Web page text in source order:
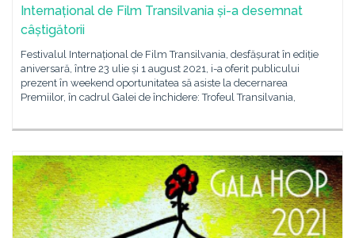
Internațional de Film Transilvania și-a desemnat
câștigătorii
Festivalul Internațional de Film Transilvania, desfășurat în ediție
aniversară, între 23 ulie și 1 august 2021, i-a oferit publicului
prezent în weekend oportunitatea să asiste la decernarea
Premiilor, în cadrul Galei de închidere: Trofeul Transilvania,